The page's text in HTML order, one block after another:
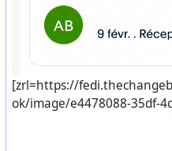
[zrl=https://
ok/image/e4478088-35df-